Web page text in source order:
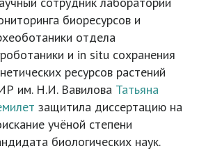
биоресурсов и
отдела
и in situ сохранения
ресурсов растений
им. Н.И. Вавилова Татьяна
защитила диссертацию на
учёной степени
биологических наук.